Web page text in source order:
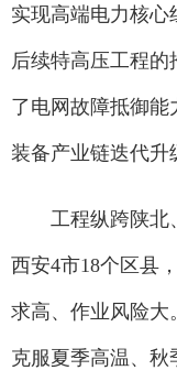
实现高端电力核心
后续特高压工程
了电网故障抵御能
装备产业链迭代升
工程纵跨陕北、
西安4市18个区县
求高、作业风险大
克服夏季高温、秋